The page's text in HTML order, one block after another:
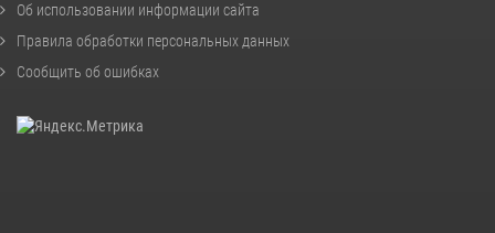
Об использовании информации сайта
Правила обработки персональных данных
Сообщить об ошибках